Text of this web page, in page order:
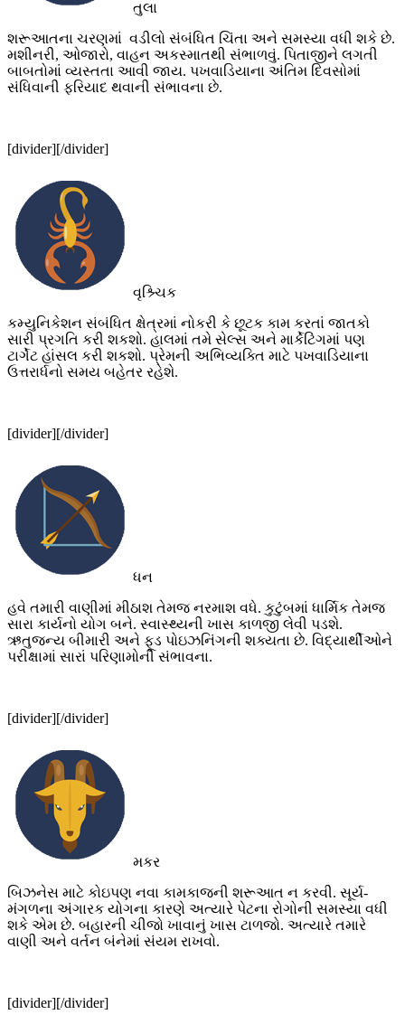
તુલા
શરૂઆતના ચરણમાં વડીલો સંબંધિત ચિંતા અને સમસ્યા વધી શકે છે.
મશીનરી, ઓજારો, વાહન અકસ્માતથી સંભાળવું. પિતાજીને લગતી
બાબતોમાં વ્યસ્તતા આવી જાય. પખવાડિયાના અંતિમ દિવસોમાં
સંધિવાની ફરિયાદ થવાની સંભાવના છે.
[divider][/divider]
વૃશ્ર્ચિક
કમ્યુનિકેશન સંબંધિત ક્ષેત્રમાં નોકરી કે છૂટક કામ કરતાં જાતકો
સારી પ્રગતિ કરી શકશો. હાલમાં તમે સેલ્સ અને માર્કેટિંગમાં પણ
ટાર્ગેટ હાંસલ કરી શકશો. પ્રેમની અભિવ્યક્તિ માટે પખવાડિયાના
ઉત્તરાર્ધનો સમય બહેતર રહેશે.
[divider][/divider]
ધન
હવે તમારી વાણીમાં મીઠાશ તેમજ નરમાશ વધે. કુટુંબમાં ધાર્મિક તેમજ
સારા કાર્યનો યોગ બને. સ્વાસ્થ્યની ખાસ કાળજી લેવી પડશે.
ઋતુજન્ય બીમારી અને ફૂડ પોઇઝનિંગની શક્યતા છે. વિદ્યાર્થીઓને
પરીક્ષામાં સારાં પરિણામોની સંભાવના.
[divider][/divider]
મકર
બિઝનેસ માટે કોઇપણ નવા કામકાજની શરૂઆત ન કરવી. સૂર્ય-
મંગળના અંગારક યોગના કારણે અત્યારે પેટના રોગોની સમસ્યા વધી
શકે એમ છે. બહારની ચીજો ખાવાનું ખાસ ટાળજો. અત્યારે તમારે
વાણી અને વર્તન બંનેમાં સંયમ રાખવો.
[divider][/divider]